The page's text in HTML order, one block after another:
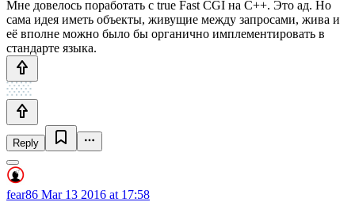
Мне довелось поработать с true Fast CGI на С++. Это ад. Но
сама идея иметь объекты, живущие между запросами, жива и
её вполне можно было бы органично имплементировать в
стандарте языка.
Reply
fear86 Mar 13 2016 at 17:58